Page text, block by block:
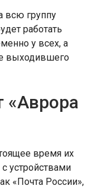
всю группу
работать
у всех, а
выходившего
«Аврора
время их
устройствами
«Почта России»,